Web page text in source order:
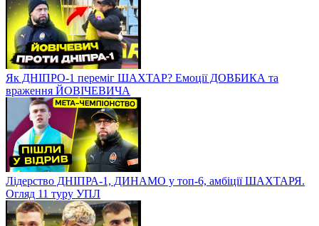
Як ДНІПРО-1 переміг ШАХТАР? Емоції ДОВБИКА та
враження ЙОВІЧЕВИЧА
Лідерство ДНІПРА-1, ДИНАМО у топ-6, амбіції ШАХТАРЯ.
Огляд 11 туру УПЛ